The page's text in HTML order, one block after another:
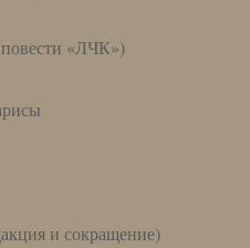
«ЛЧК»)
и сокращение)